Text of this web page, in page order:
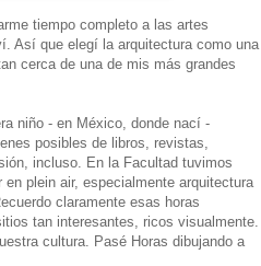
tiempo completo a las artes
Así que elegí la arquitectura como una
cerca de una de mis más grandes
niño - en México, donde nací -
posibles de libros, revistas,
incluso. En la Facultad tuvimos
plein air, especialmente arquitectura
claramente esas horas
tan interesantes, ricos visualmente.
cultura. Pasé Horas dibujando a